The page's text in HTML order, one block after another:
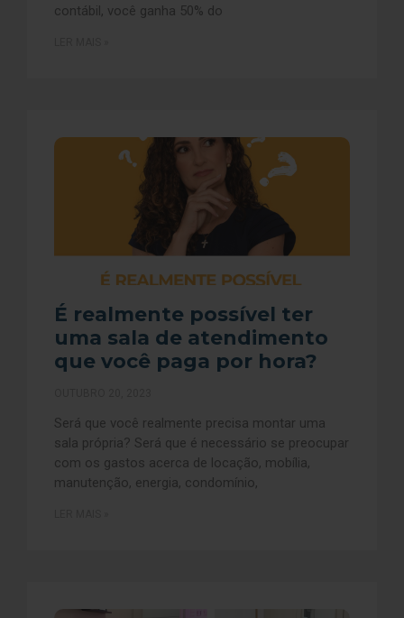
contábil, você ganha 50% do
É realmente possível ter
uma sala de atendimento
que você paga por hora?
Será que você realmente precisa montar uma
sala própria? Será que é necessário se preocupar
com os gastos acerca de locação, mobília,
manutenção, energia, condomínio,